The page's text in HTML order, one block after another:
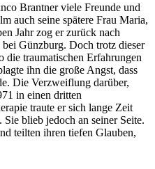
Brantner viele Freunde und
auch seine spätere Frau Maria,
Jahr zog er zurück nach
Günzburg. Doch trotz dieser
die traumatischen Erfahrungen
ihn die große Angst, dass
Die Verzweiflung darüber,
in einen dritten
traute er sich lange Zeit
blieb jedoch an seiner Seite.
teilten ihren tiefen Glauben,